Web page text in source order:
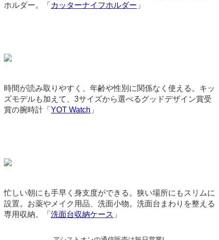
ホルダー。「 カッターナイフホルダー 」
時間が読み取りやすく、年齢や性別に関係なく使える。キッ
ズモデルも加えて、3サイズから選べるグッドデザイン賞受
賞の腕時計「 YOT Watch 」
忙しい朝にも手早く身支度ができる。狭い場所にもスリムに
設置。お薬やメイク用品、洗面小物。洗面台まわりを整える
専用収納。「 洗面台収納ケース 」